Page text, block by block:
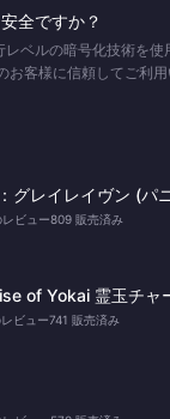
全ですか？
レベルの暗号化技術を使
客様に信頼してご利用
グレイレイヴン (パ
ビュー809 販売済み
of Yokai 霊玉チャ
ビュー741 販売済み